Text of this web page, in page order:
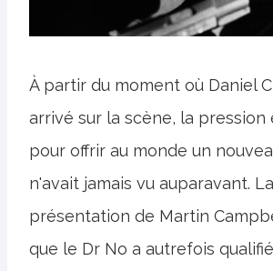
À partir du moment où Daniel
arrivé sur la scène, la
pour offrir au monde un
n'avait jamais vu auparavant. La
présentation de Martin
que le Dr No a autrefois